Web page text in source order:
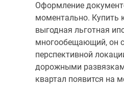
Оформление
моментально. Купить
выгодная льготная
многообещающий, он
перспективной
дорожными
квартал появится на